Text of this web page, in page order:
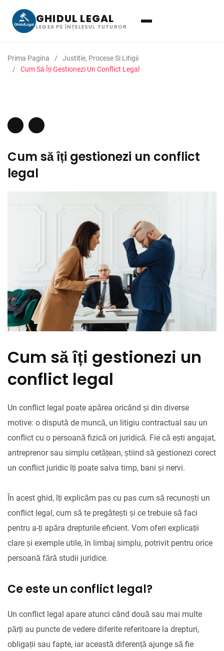
GHIDUL LEGAL
LEGEA PE ÎNȚELESUL TUTUROR
Prima Pagina
Justitie, Procese Si Litigii
Cum Să Îți Gestionezi Un Conflict Legal
Cum să îți gestionezi un conflict
legal
Cum să îți gestionezi un
conflict legal
Un conflict legal poate apărea oricând și din diverse
motive: o dispută de muncă, un litigiu contractual sau un
conflict cu o persoană fizică ori juridică. Fie că ești angajat,
antreprenor sau simplu cetățean, știind să gestionezi corect
un conflict juridic îți poate salva timp, bani și nervi.
În acest ghid, îți explicăm pas cu pas cum să recunoști un
conflict legal, cum să te pregătești și ce trebuie să faci
pentru a-ți apăra drepturile eficient. Vom oferi explicații
clare și exemple utile, în limbaj simplu, potrivit pentru orice
persoană fără studii juridice.
Ce este un conflict legal?
Un conflict legal apare atunci când două sau mai multe
părți au puncte de vedere diferite referitoare la drepturi,
obligații sau fapte, iar această diferență ajunge să fie